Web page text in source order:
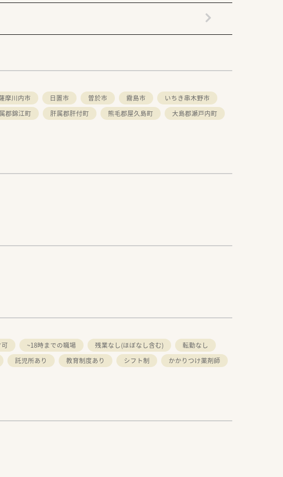
摩川内市 日置市 曽於市 霧島市
いちき串木野市
郡錦江町 肝属郡肝付町 熊毛郡屋久島町
大島郡瀬戸内町
~18時までの職場 残業なし(ほぼなし含む)
転勤なし
託児所あり 教育制度あり シフト制
かかりつけ薬剤師